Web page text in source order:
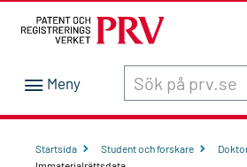
Sök innehåll på siten
Startsida Student och forskare